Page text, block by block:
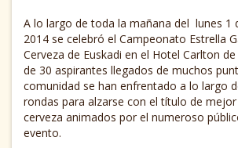
A lo largo de toda la mañana del lunes 1
2014 se celebró el Campeonato Estrella
Cerveza de Euskadi en el Hotel Carlton
de 30 aspirantes llegados de muchos
comunidad se han enfrentado a lo largo
rondas para alzarse con el título de
cerveza animados por el numeroso
evento.